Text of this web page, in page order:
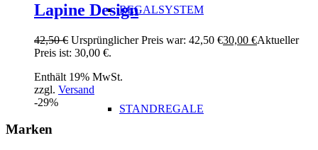
REGALSYSTEM
STANDREGALE
Lapine Design
42,50€ Ursprünglicher Preis war: 42,50 €30,00 €Aktueller
Preis ist: 30,00 €.
Enthält 19% MwSt.
zzgl. Versand
-29%
Marken